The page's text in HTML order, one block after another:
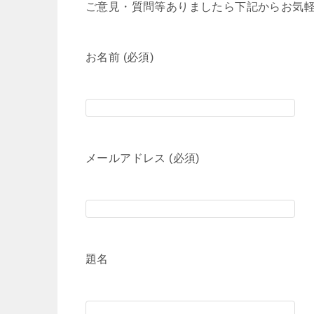
ご意見・質問等ありましたら下記からお気
お名前 (必須)
メールアドレス (必須)
題名